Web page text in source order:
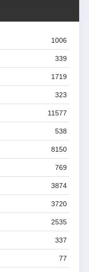
1006
339
1719
323
11577
538
8150
769
3874
3720
2535
337
77